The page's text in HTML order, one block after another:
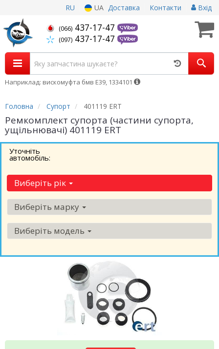
RU UA Доставка Контакти Вхід
(066) 437-17-47
(097) 437-17-47
Наприклад: вискомуфта бмв Е39, 1334101
Головна Супорт 401119 ERT
Ремкомплект супорта (частини супорта,
ущільнювачі) 401119 ERT
Уточніть
автомобіль:
Виберіть рік
Виберіть марку
Виберіть модель